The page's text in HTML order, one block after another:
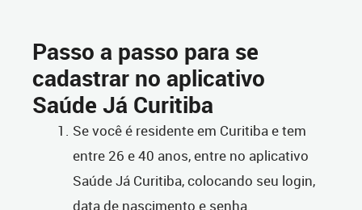
Passo a passo para se
cadastrar no aplicativo
Saúde Já Curitiba
Se você é residente em Curitiba e tem
entre 26 e 40 anos, entre no aplicativo
Saúde Já Curitiba, colocando seu login,
data de nascimento e senha.